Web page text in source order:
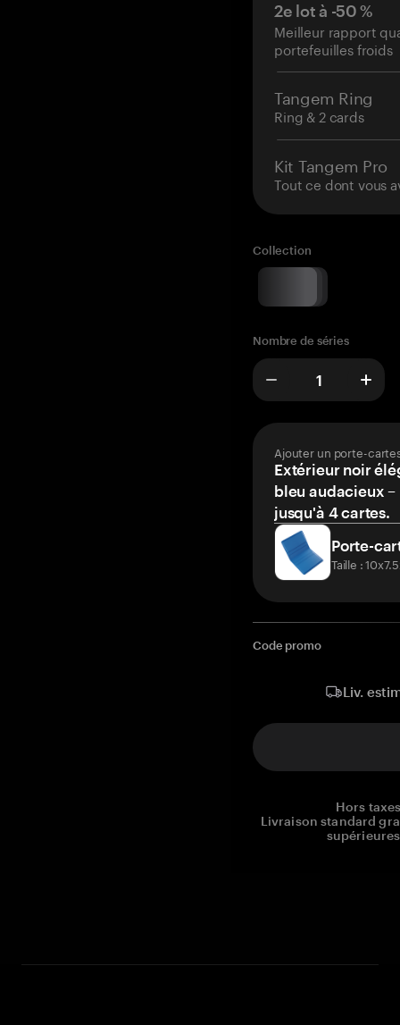
2e lot à -50 %
Meilleur rapport
portefeuilles froids
Tangem Ring
Ring & 2 cards
Kit Tangem Pro
Tout ce dont vous
Collection
Nombre de séries
Ajouter un porte-
Extérieur noir
bleu audacieux
jusqu'à 4 cartes.
Porte-
Taille :
Code promo
Liv.
Hors
Livraison standard